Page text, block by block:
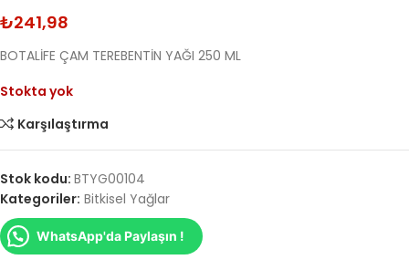
₺241,98
BOTALİFE ÇAM TEREBENTİN YAĞI 250 ML
Stokta yok
Karşılaştırma
Stok kodu: BTYG00104
Kategoriler: Bitkisel Yağlar
WhatsApp'da Paylaşın !